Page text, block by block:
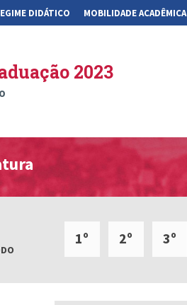
DIDÁTICO MOBILIDADE ACADÊMICA
2023
1º 2º 3º